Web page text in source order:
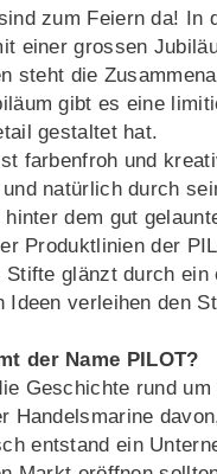
zum Feiern da! In
einer grossen
steht die
gibt es eine
gestaltet hat.
farbenfroh und
und natürlich durch
dem gut
Produktlinien der
Stifte glänzt durch
Ideen verleihen den
der Name PILOT?
Geschichte rund
Handelsmarine
entstand ein